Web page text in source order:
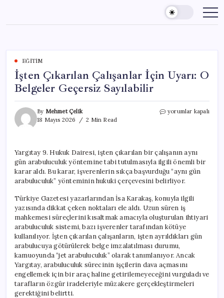
content
EĞITIM
İşten Çıkarılan Çalışanlar İçin Uyarı: O
Belgeler Geçersiz Sayılabilir
By Mehmet Çelik
18 Mayıs 2026
2 Min Read
İşten
O
Belgeler
Geçersiz
Sayılabilir
için
yorumlar kapalı
Yargıtay 9. Hukuk Dairesi, işten çıkarılan bir çalışanın aynı
gün arabuluculuk yöntemine tabi tutulmasıyla ilgili önemli bir
karar aldı. Bu karar, işverenlerin sıkça başvurduğu “aynı gün
arabuluculuk” yönteminin hukuki çerçevesini belirliyor.
Türkiye Gazetesi yazarlarından İsa Karakaş, konuyla ilgili
yazısında dikkat çeken noktaları ele aldı. Uzun süren iş
mahkemesi süreçlerini kısaltmak amacıyla oluşturulan ihtiyari
arabuluculuk sistemi, bazı işverenler tarafından kötüye
kullanılıyor. İşten çıkarılan çalışanların, işten ayrıldıkları gün
arabulucuya götürülerek belge imzalatılması durumu,
kamuoyunda “jet arabuluculuk” olarak tanımlanıyor. Ancak
Yargıtay, arabuluculuk sürecinin işçilerin dava açmasını
engellemek için bir araç haline getirilemeyeceğini vurguladı ve
tarafların özgür iradeleriyle müzakere gerçekleştirmeleri
gerektiğini belirtti.